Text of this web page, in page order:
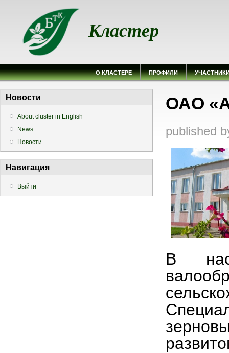
Кластер
О КЛАСТЕРЕ ПРОФИЛИ
Новости
About cluster in English
News
Новости
Навигация
Выйти
ОАО
published
В